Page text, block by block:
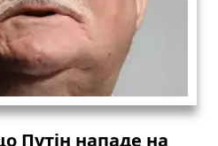
Путін нападе на